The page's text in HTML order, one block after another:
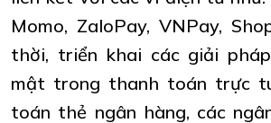
Momo, ZaloPay, VNPay,
thời, triển khai các giải
mật trong thanh toán trực
toán thẻ ngân hàng, các